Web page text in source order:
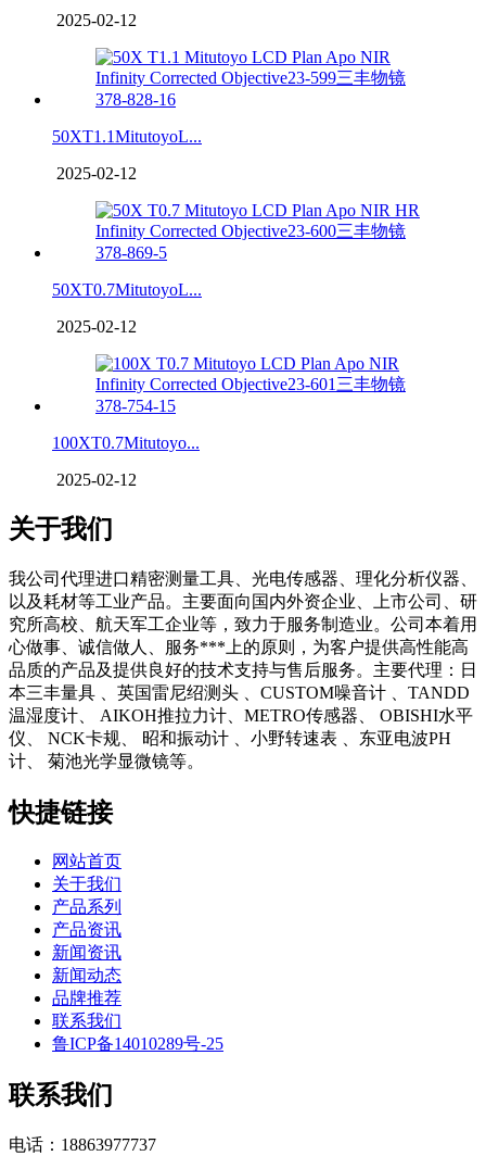
2025-02-12
50XT1.1MitutoyoL...
2025-02-12
50XT0.7MitutoyoL...
2025-02-12
100XT0.7Mitutoyo...
2025-02-12
关于我们
我公司代理进口精密测量工具、光电传感器、理化分析仪器、
以及耗材等工业产品。主要面向国内外资企业、上市公司、研
究所高校、航天军工企业等，致力于服务制造业。公司本着用
心做事、诚信做人、服务***上的原则，为客户提供高性能高
品质的产品及提供良好的技术支持与售后服务。主要代理：日
本三丰量具 、英国雷尼绍测头 、CUSTOM噪音计 、TANDD
温湿度计、 AIKOH推拉力计、METRO传感器、 OBISHI水平
仪、 NCK卡规、 昭和振动计 、小野转速表 、东亚电波PH
计、 菊池光学显微镜等。
快捷链接
网站首页
关于我们
产品系列
产品资讯
新闻资讯
新闻动态
品牌推荐
联系我们
鲁ICP备14010289号-25
联系我们
电话：18863977737